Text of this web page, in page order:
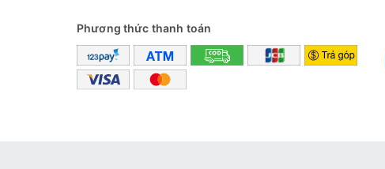
Phương thức thanh toán